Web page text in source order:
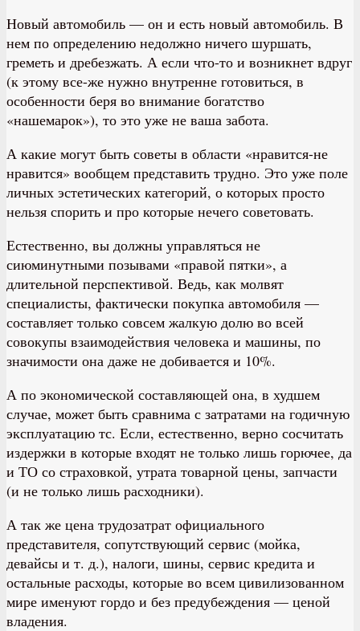
Новый автомобиль — он и есть новый автомобиль. В
нем по определению недолжно ничего шуршать,
греметь и дребезжать. А если что-то и возникнет вдруг
(к этому все-же нужно внутренне готовиться, в
особенности беря во внимание богатство
«нашемарок»), то это уже не ваша забота.
А какие могут быть советы в области «нравится-не
нравится» вообщем представить трудно. Это уже поле
личных эстетических категорий, о которых просто
нельзя спорить и про которые нечего советовать.
Естественно, вы должны управляться не
сиюминутными позывами «правой пятки», а
длительной перспективой. Ведь, как молвят
специалисты, фактически покупка автомобиля —
составляет только совсем жалкую долю во всей
совокупы взаимодействия человека и машины, по
значимости она даже не добивается и 10%.
А по экономической составляющей она, в худшем
случае, может быть сравнима с затратами на годичную
эксплуатацию тс. Если, естественно, верно сосчитать
издержки в которые входят не только лишь горючее, да
и ТО со страховкой, утрата товарной цены, запчасти
(и не только лишь расходники).
А так же цена трудозатрат официального
представителя, сопутствующий сервис (мойка,
девайсы и т. д.), налоги, шины, сервис кредита и
остальные расходы, которые во всем цивилизованном
мире именуют гордо и без предубеждения — ценой
владения.